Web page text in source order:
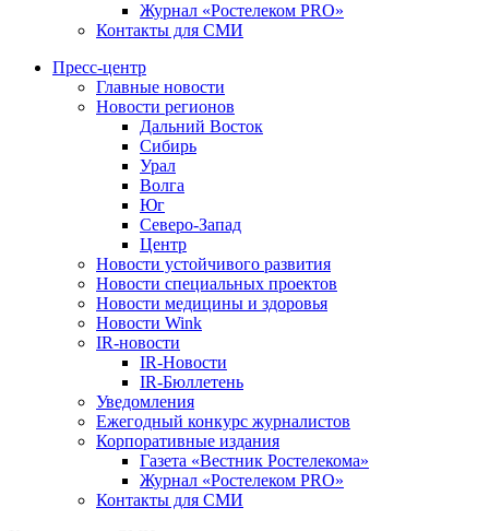
Журнал «Ростелеком PRO»
Контакты для СМИ
Пресс-центр
Главные новости
Новости регионов
Дальний Восток
Сибирь
Урал
Волга
Юг
Северо-Запад
Центр
Новости устойчивого развития
Новости специальных проектов
Новости медицины и здоровья
Новости Wink
IR-новости
IR-Новости
IR-Бюллетень
Уведомления
Ежегодный конкурс журналистов
Корпоративные издания
Газета «Вестник Ростелекома»
Журнал «Ростелеком PRO»
Контакты для СМИ